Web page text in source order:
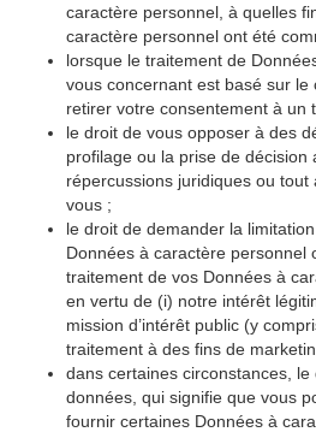
caractère personnel, à quelles
caractère personnel ont été
lorsque le traitement de
vous concernant est basé sur
retirer votre consentement à un
le droit de vous opposer à des
profilage ou la prise de décision
répercussions juridiques ou
vous ;
le droit de demander la
Données à caractère personnel
traitement de vos Données à
en vertu de (i) notre intérêt
mission d’intérêt public (y
traitement à des fins de
dans certaines circonstances,
données, qui signifie que vous
fournir certaines Données à